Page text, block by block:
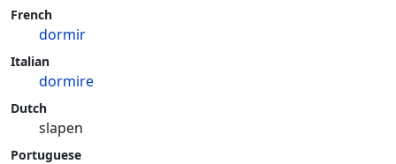
French
dormir
Italian
dormire
Dutch
slapen
Portuguese